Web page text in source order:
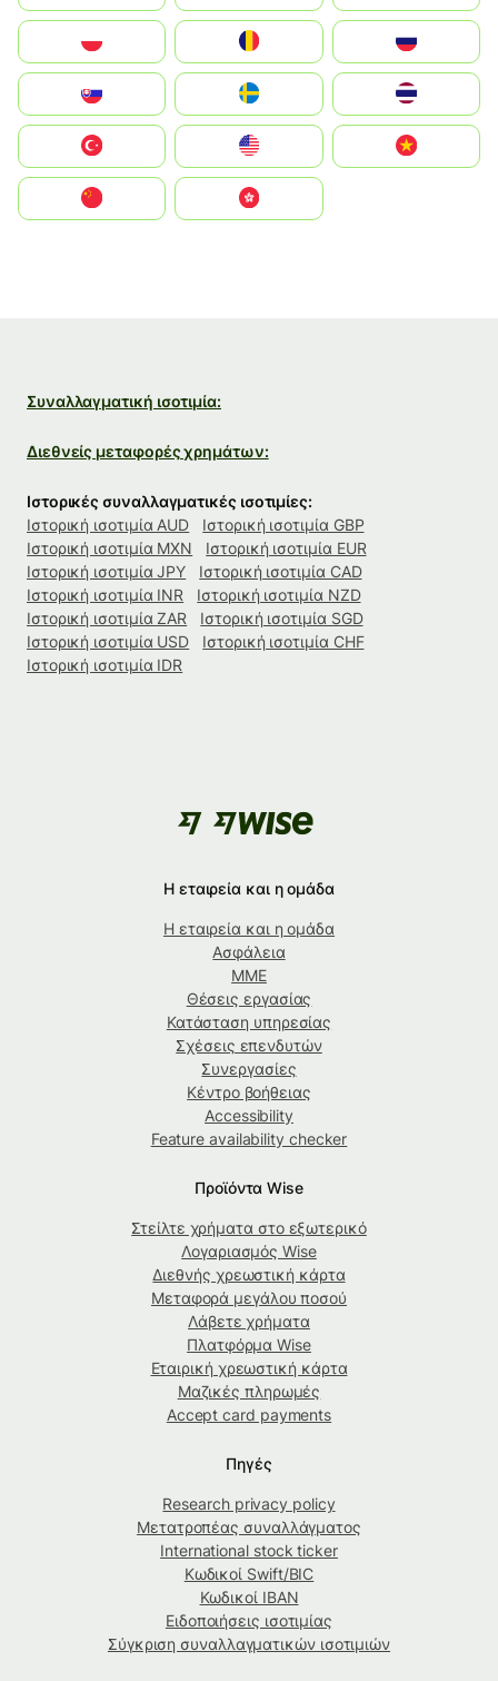
United States
中國香港特別行政區
Συναλλαγματική ισοτιμία:
Διεθνείς μεταφορές χρημάτων:
Ιστορικές συναλλαγματικές ισοτιμίες:
Ιστορική ισοτιμία AUD
Ιστορική ισοτιμία GBP
Ιστορική ισοτιμία MXN
Ιστορική ισοτιμία EUR
Ιστορική ισοτιμία JPY
Ιστορική ισοτιμία CAD
Ιστορική ισοτιμία INR
Ιστορική ισοτιμία NZD
Ιστορική ισοτιμία ZAR
Ιστορική ισοτιμία SGD
Ιστορική ισοτιμία USD
Ιστορική ισοτιμία CHF
Ιστορική ισοτιμία IDR
Η εταιρεία και η ομάδα
Η εταιρεία και η ομάδα
Ασφάλεια
ΜΜΕ
Θέσεις εργασίας
Κατάσταση υπηρεσίας
Σχέσεις επενδυτών
Συνεργασίες
Κέντρο βοήθειας
Accessibility
Feature availability checker
Προϊόντα Wise
Στείλτε χρήματα στο εξωτερικό
Λογαριασμός Wise
Διεθνής χρεωστική κάρτα
Μεταφορά μεγάλου ποσού
Λάβετε χρήματα
Πλατφόρμα Wise
Εταιρική χρεωστική κάρτα
Μαζικές πληρωμές
Accept card payments
Πηγές
Research privacy policy
Μετατροπέας συναλλάγματος
International stock ticker
Κωδικοί Swift/BIC
Κωδικοί IBAN
Ειδοποιήσεις ισοτιμίας
Σύγκριση συναλλαγματικών ισοτιμιών